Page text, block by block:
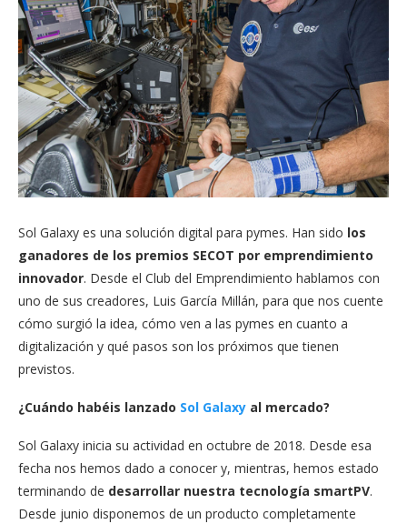
Sol Galaxy es una solución digital para pymes. Han sido los
ganadores de los premios SECOT por emprendimiento
innovador. Desde el Club del Emprendimiento hablamos con
uno de sus creadores, Luis García Millán, para que nos cuente
cómo surgió la idea, cómo ven a las pymes en cuanto a
digitalización y qué pasos son los próximos que tienen
previstos.
¿Cuándo habéis lanzado Sol Galaxy al mercado?
Sol Galaxy inicia su actividad en octubre de 2018. Desde esa
fecha nos hemos dado a conocer y, mientras, hemos estado
terminando de desarrollar nuestra tecnología smartPV.
Desde junio disponemos de un producto completamente